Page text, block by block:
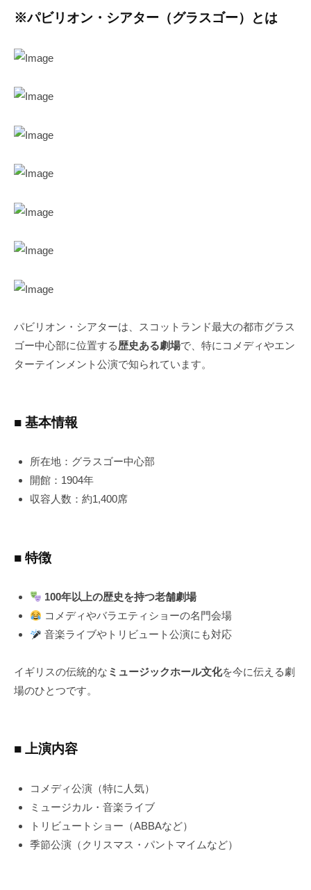
※パビリオン・シアター（グラスゴー）とは
パビリオン・シアターは、スコットランド最大の都市グラス
ゴー中心部に位置する歴史ある劇場で、特にコメディやエン
ターテインメント公演で知られています。
■ 基本情報
所在地：グラスゴー中心部
開館：1904年
収容人数：約1,400席
■ 特徴
100年以上の歴史を持つ老舗劇場
コメディやバラエティショーの名門会場
音楽ライブやトリビュート公演にも対応
イギリスの伝統的な ミュージックホール文化を今に伝える劇
場のひとつです。
■ 上演内容
コメディ公演（特に人気）
ミュージカル・音楽ライブ
トリビュートショー（ABBAなど）
季節公演（クリスマス・パントマイムなど）